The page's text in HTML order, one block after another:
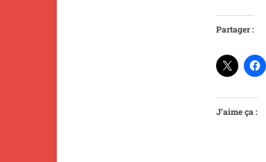
Partager :
J’aime ça :